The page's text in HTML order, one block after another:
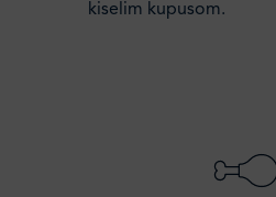
kiselim kupusom.